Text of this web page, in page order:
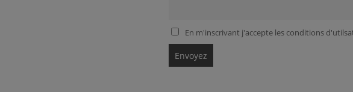
En m'inscrivant j'accepte les conditions